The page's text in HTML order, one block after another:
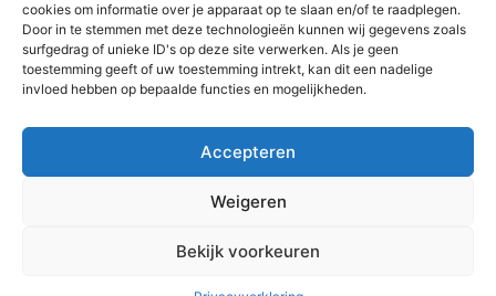
cookies om informatie over je apparaat op te slaan en/of te raadplegen.
Door in te stemmen met deze technologieën kunnen wij gegevens zoals
surfgedrag of unieke ID's op deze site verwerken. Als je geen
toestemming geeft of uw toestemming intrekt, kan dit een nadelige
invloed hebben op bepaalde functies en mogelijkheden.
Accepteren
Weigeren
Bekijk voorkeuren
Neem contact met ons op